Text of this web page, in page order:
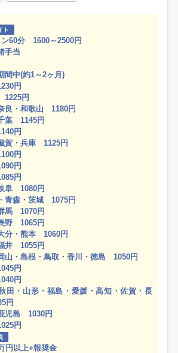
ト
ン60分 1600～2500円
手当
間中(約1～2ヶ月)
円
円
良・和歌山 1180円
葉 1145円
円
賀・兵庫 1125円
円
円
円
阜 1080円
青森・茨城 1075円
馬 1070円
野 1065円
分・熊本 1060円
井 1055円
山・島根・鳥取・香川・徳島 1050円
円
円
田・山形・福島・愛媛・高知・佐賀・長
円
児島 1030円
円
円以上+報奨金